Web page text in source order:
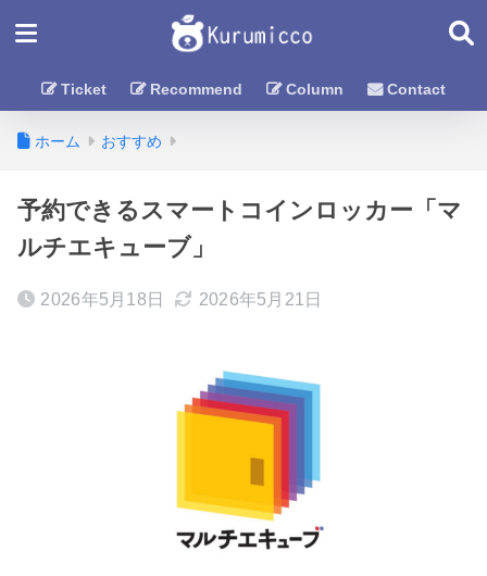
Ticket Recommend Column Contact
ホーム おすすめ
予約できるスマートコインロッカー「マ
ルチエキューブ」
2026年5月18日 2026年5月21日